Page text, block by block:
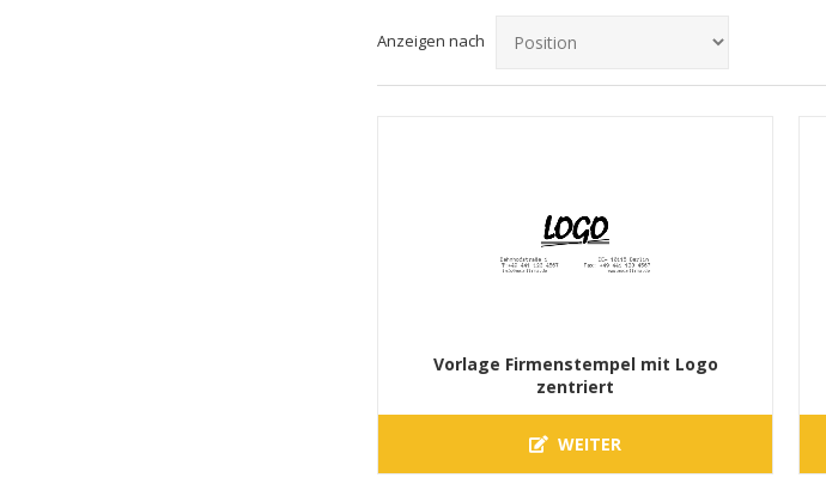
Anzeigen nach
Vorlage Firmenstempel mit Logo
zentriert
WEITER